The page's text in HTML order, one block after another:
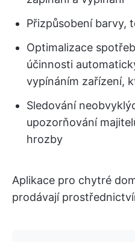
Přizpůsobení barvy,
Optimalizace
účinnosti
vypínáním zařízení,
Sledování
upozorňování
hrozby
Aplikace pro chytré
prodávají